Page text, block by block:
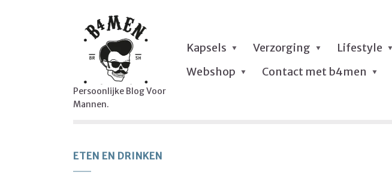
Persoonlijke Blog Voor
Mannen.
Kapsels Verzorging Lifestyle
Webshop
Contact met b4men
ETEN EN DRINKEN